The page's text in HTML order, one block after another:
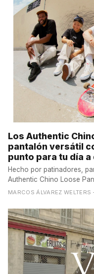
Los Authentic
pantalón versátil
punto para tu día a
Hecho por patinadores,
Authentic Chino Loose
MARCOS ÁLVAREZ WELTERS